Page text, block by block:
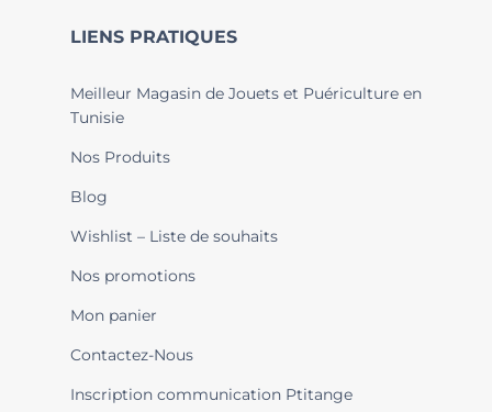
LIENS PRATIQUES
Meilleur Magasin de Jouets et Puériculture en
Tunisie
Nos Produits
Blog
Wishlist – Liste de souhaits
Nos promotions
Mon panier
Contactez-Nous
Inscription communication Ptitange